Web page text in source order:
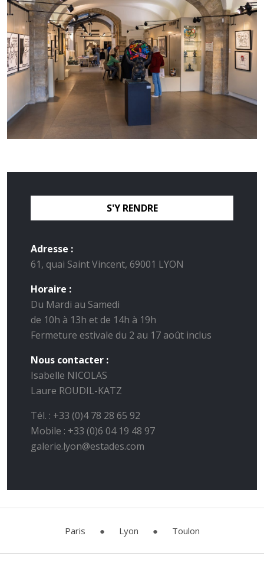
S'Y RENDRE
Adresse :
61, quai Saint Vincent, 69001 LYON
Horaire :
Du Mardi au Samedi
de 10h à 13h et de 14h à 19h
Fermeture estivale du 2 au 17 août inclus
Nous contacter :
Isabelle NICOLAS
Laure ROUDIL-KATZ
Tél. : +33 (0)4 78 28 65 92
Mobile : +33 (0)6 04 19 48 97
galerie.lyon@estades.com
Paris ● Lyon ● Toulon